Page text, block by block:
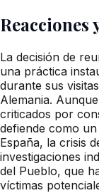
Reacciones
La decisión de
una práctica
durante sus
Alemania.
criticados por
defiende como
España, la crisis
investigaciones
del Pueblo, que
víctimas